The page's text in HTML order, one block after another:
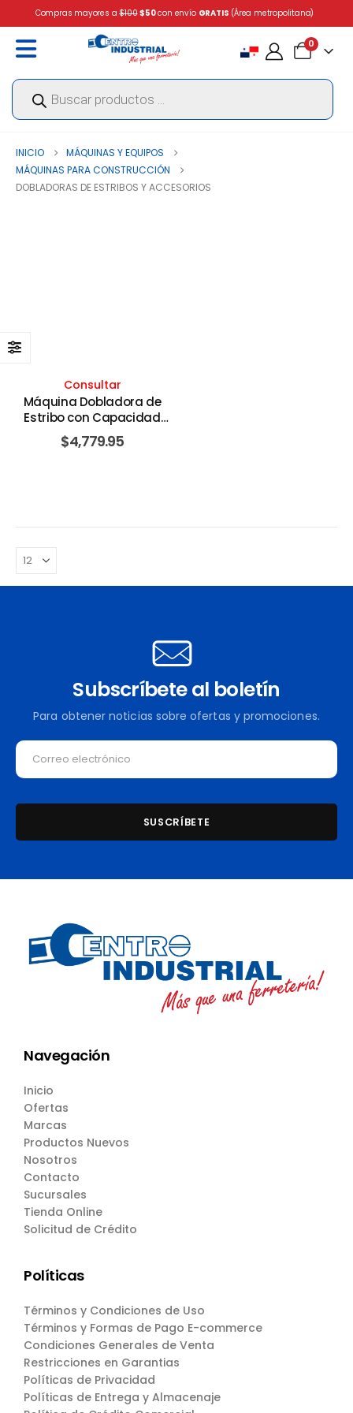
Compras mayores a$100 $50con envío GRATIS (Área metropolitana)
0
Búsqueda
productos
INICIO
MÁQUINAS Y EQUIPOS
MÁQUINAS PARA CONSTRUCCIÓN
DOBLADORAS DE ESTRIBOS Y ACCESORIOS
Consultar
Máquina Dobladora de
Estribo con Capacidad
Doblado de 5/8 X 3
Barras 220V Trifásico.
$4,779.95
Subscríbete al boletín
Para obtener noticias sobre ofertas y promociones.
Navegación
Inicio
Ofertas
Marcas
Productos Nuevos
Nosotros
Contacto
Sucursales
Tienda Online
Solicitud de Crédito
Políticas
Términos y Condiciones de Uso
Términos y Formas de Pago E-commerce
Condiciones Generales de Venta
Restricciones en Garantias
Políticas de Privacidad
Políticas de Entrega y Almacenaje